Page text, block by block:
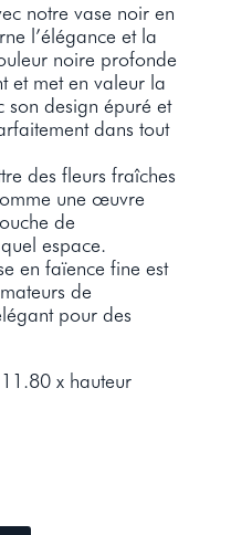
notre vase noir en
l’élégance et la
noire profonde
et met en valeur la
son design épuré et
dans tout
des fleurs fraîches
une œuvre
de
espace.
en faïence fine est
de
pour des
x hauteur